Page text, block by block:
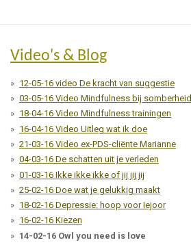
o
k
b
d
g
Video's & Blog
12-05-16 video De kracht van suggestie
03-05-16 Video Mindfulness bij somberheid
18-04-16 Video Mindfulness trainingen
16-04-16 Video Uitleg wat ik doe
21-03-16 Video ex-PDS-cliënte Marianne
04-03-16 De schatten uit je verleden
01-03-16 Ikke ikke ikke of jij jij jij
25-02-16 Doe wat je gelukkig maakt
18-02-16 Depressie: hoop voor Iejoor
16-02-16 Kiezen
14-02-16 Owl you need is love